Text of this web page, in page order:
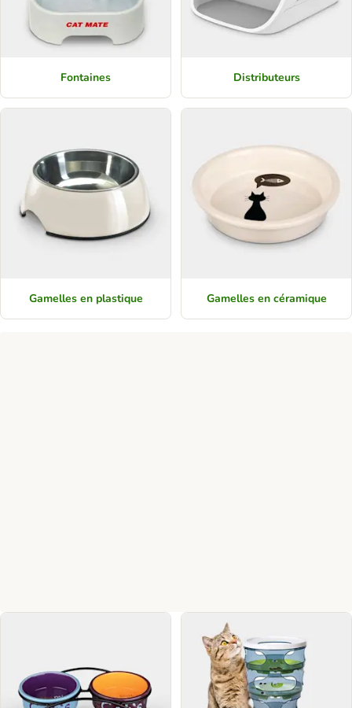
Fontaines Distributeurs
Gamelles en plastique Gamelles en céramique